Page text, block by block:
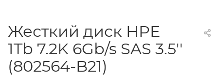
Жесткий диск HPE
1Tb 7.2K 6Gb/s SAS 3.5''
(802564-B21)